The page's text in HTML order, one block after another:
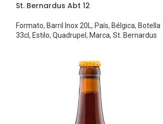
St. Bernardus Abt 12
Formato, Barril Inox 20L, País, Bélgica, Botella
33cl, Estilo, Quadrupel , Marca, St. Bernardus